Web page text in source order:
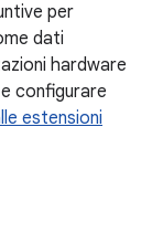
per
dati
hardware
configurare
estensioni